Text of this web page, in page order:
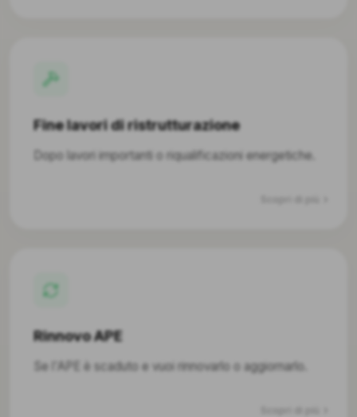
Fine lavori di ristrutturazione
Dopo lavori importanti o riqualificazioni energetiche.
Rinnovo APE
Se l'APE è scaduto e vuoi rinnovarlo o aggiornarlo.